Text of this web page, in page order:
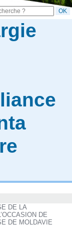
DE LA
DE
DE MOLDAVIE